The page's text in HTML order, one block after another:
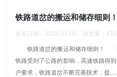
铁路道岔的搬运和储存细则！
发布日期：2023-01-05 浏览量：
铁路道岔的搬运和储存细则！ 搬
铁路受到了公路的影响，高速铁路得
户要求，铁路道岔不断完善技术，提